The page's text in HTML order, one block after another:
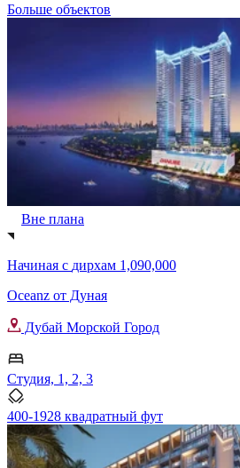
Больше объектов
Вне плана
Начиная с дирхам 1,090,000
Oceanz от Дуная
Дубай Морской Город
Студия, 1, 2, 3
400-1928 квадратный фут